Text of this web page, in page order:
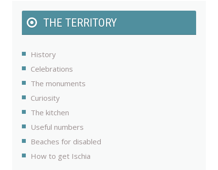
THE TERRITORY
History
Celebrations
The monuments
Curiosity
The kitchen
Useful numbers
Beaches for disabled
How to get Ischia